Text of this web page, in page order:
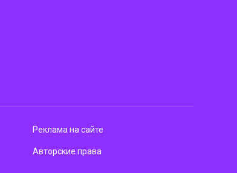
Реклама на сайте
Авторские права